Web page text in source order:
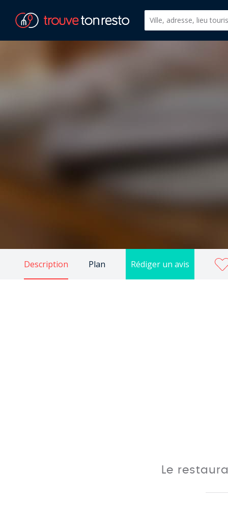
Description Plan Rédiger un avis
Le